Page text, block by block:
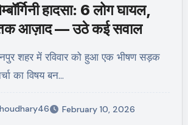
हादसा: 6 लोग घायल,
आज़ाद — उठे कई सवाल
का विषय बन…
February 10, 2026